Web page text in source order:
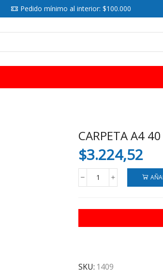
Pedido mínimo al interior: $100.000
CARPETA A4
$3.224,52
CARPETA
FOLIOS
SKU: 1409